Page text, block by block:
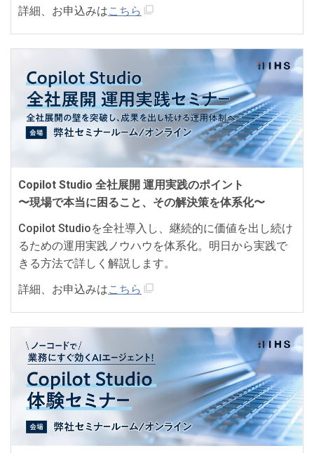
詳細、お申込みはこちら
Copilot Studio 全社展開 運用実践のポイント
〜現場で本当に困ること、その解決策を体系化〜
Copilot Studioを全社導入し、継続的に価値を出し続け
るための運用実践ノウハウを体系化。明日から実践で
きる方法で詳しく解説します。
詳細、お申込みはこちら